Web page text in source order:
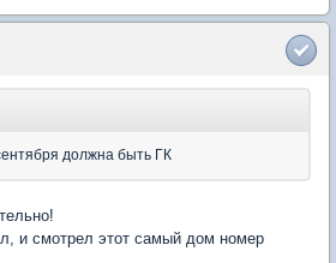
должна быть ГК
и смотрел этот самый дом номер